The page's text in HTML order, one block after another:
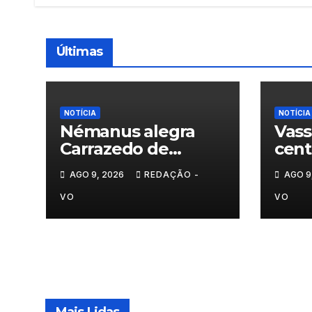
Últimas
NOTÍCIA
Némanus alegra
Carrazedo de
Montenegro
AGO 9, 2026 REDAÇÃO -
VO
NOTÍCIA
AGO
VO